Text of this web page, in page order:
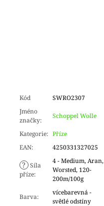
Kód
SWRO2307
Jméno
značky:
Schoppel Wolle
Kategorie: Příze
EAN: 4250331327025
? Síla
příze:
4 - Medium, Aran,
Worsted, 120-
200m/100g
Barva:
vícebarevná -
světlé odstíny